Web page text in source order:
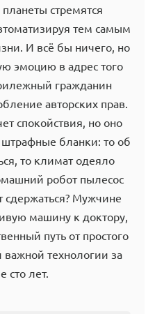
стремятся
тем самым
И всё бы ничего, но
эмоцию в адрес того
гражданин
авторских прав.
спокойствия, но оно
штрафные бланки: то об
то климат одеяло
робот пылесос
сдержаться? Мужчине
машину к доктору,
путь от простого
важной технологии за
сто лет.